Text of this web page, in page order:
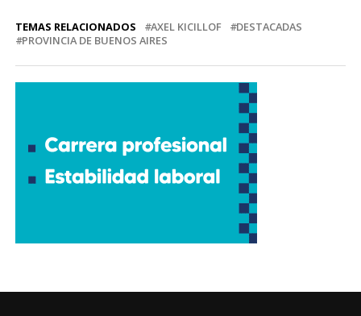
TEMAS RELACIONADOS AXEL KICILLOF
DESTACADAS
PROVINCIA DE BUENOS AIRES